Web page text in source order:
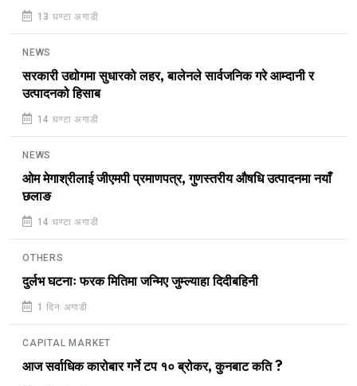
13 घण्टा अगाडी
NEWS
सरकारी उद्योगमा सुधारको लहर, बालेनले सार्वजनिक गरे आम्दानी र
उत्पादनको हिसाब
14 घण्टा अगाडी
NEWS
ओम मेगाश्रीलाई जीएमपी प्रमाणपत्र, गुणस्तरीय औषधि उत्पादनमा नयाँ
छलाङ
14 घण्टा अगाडी
OTHERS
दुर्लभ घटनाः फरक मितिमा जन्मिए जुम्ल्याहा दिदीबहिनी
1 दिन अगाडी
CAPITAL MARKET
आज सर्वाधिक कारोबार गर्ने टप १० ब्रोकर, कुनबाट कति ?